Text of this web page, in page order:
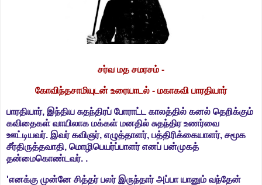
சர்வ மத சமரசம் -
கோவிந்தசாமியுடன் உரையாடல் - மகாகவி பாரதியார்
பாரதியார், இந்திய சுதந்திரப் போராட்ட காலத்தில் கனல் தெறிக்கும்
கவிதைகள் வாயிலாக மக்கள் மனதில் சுதந்திர உணர்வை
ஊட்டியவர். இவர் கவிஞர், எழுத்தாளர், பத்திரிக்கையாளர், சமூக
சீர்திருத்தவாதி, மொழிபெயர்ப்பாளர் எனப் பன்முகத்
தன்மைகொண்டவர். .
'எனக்கு முன்னே சித்தர் பலர் இருந்தார் அப்பா யானும் வந்தேன்